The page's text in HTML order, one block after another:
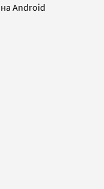
Android